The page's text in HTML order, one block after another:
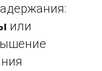
или